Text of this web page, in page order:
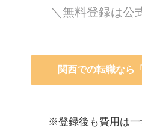
＼無料登録は公
関西での転職なら
※登録後も費用は一